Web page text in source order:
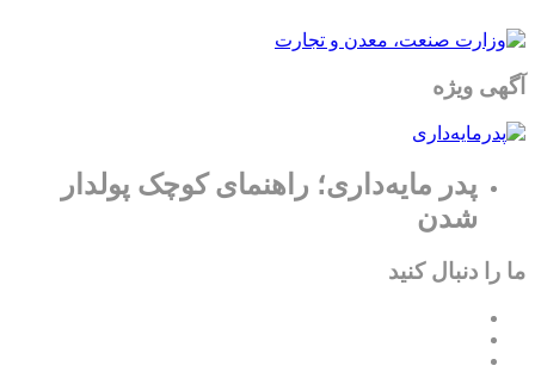
آگهی ویژه
پدر مایه‌داری؛ راهنمای کوچک پولدار
شدن
ما را دنبال کنید